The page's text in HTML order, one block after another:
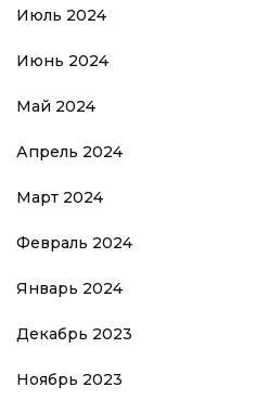
Июль 2024
Июнь 2024
Май 2024
Апрель 2024
Март 2024
Февраль 2024
Январь 2024
Декабрь 2023
Ноябрь 2023